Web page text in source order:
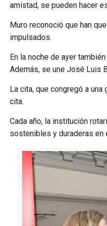
amistad, se pueden hacer
Muro reconoció que han
impulsados.
En la noche de ayer
Además, se une José Luis
La cita, que congregó a
cita.
Cada año, la institución
sostenibles y duraderas en